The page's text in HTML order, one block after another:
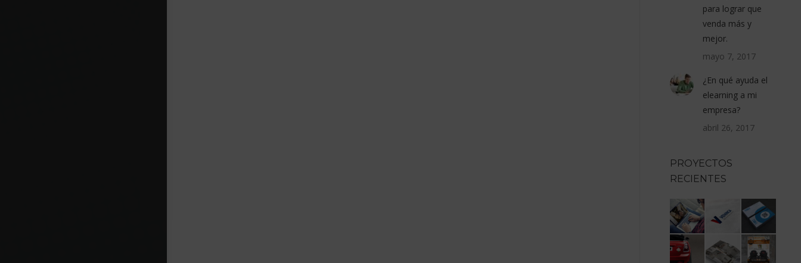
para lograr que
venda más y
mejor.
mayo 7, 2017
¿En qué ayuda el
elearning a mi
empresa?
abril 26, 2017
PROYECTOS
RECIENTES